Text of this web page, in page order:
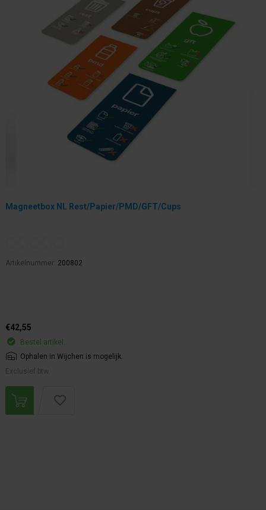
Magneetbox NL Rest/Papier/PMD/GFT/Cups
Artikelnummer: 200802
€42,55
Bestel artikel.
Ophalen in Wijchen is mogelijk.
Exclusief btw.